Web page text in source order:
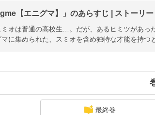
【エニグマ】」のあらすじ | ストーリー
ミオは普通の高校生…。だが、あるヒミツがあ
マに集められた、スミオを含め独特な才能を持
最終巻